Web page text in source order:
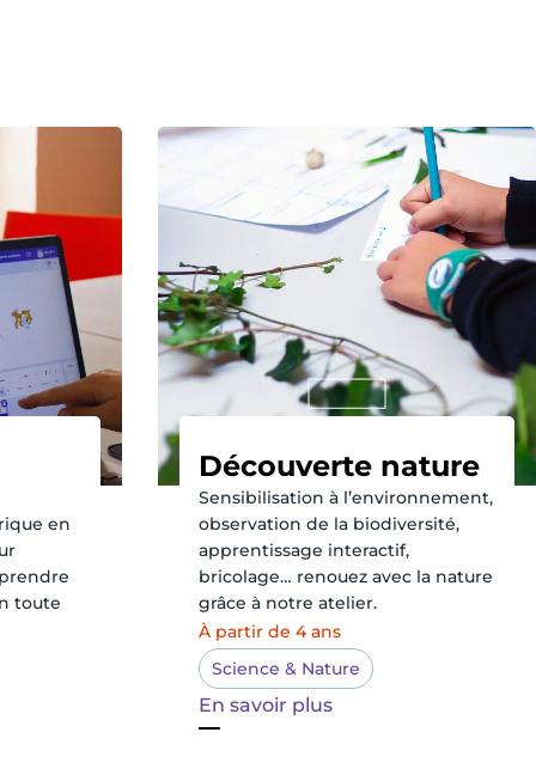
en
toute
Découverte nature
Sensibilisation à l’environnement,
observation de la biodiversité,
apprentissage interactif,
bricolage… renouez avec la nature
grâce à notre atelier.
À partir de 4 ans
Science & Nature
En savoir plus